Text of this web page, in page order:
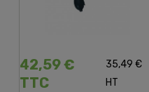
42,59 €
TTC
35,49 €
HT